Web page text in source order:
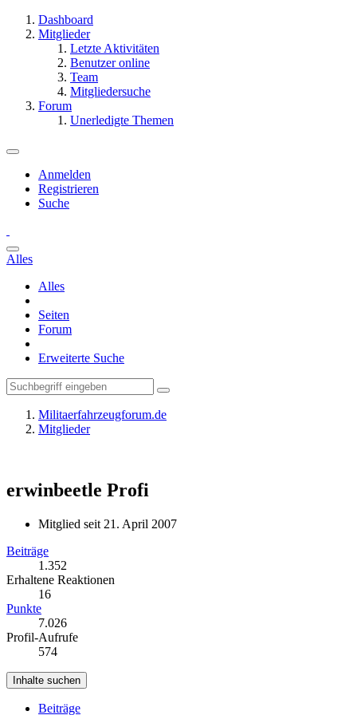
Dashboard
Mitglieder
Letzte Aktivitäten
Benutzer online
Team
Mitgliedersuche
Forum
Unerledigte Themen
Anmelden
Registrieren
Suche
Alles
Alles
Seiten
Forum
Erweiterte Suche
Militaerfahrzeugforum.de
Mitglieder
erwinbeetle Profi
Mitglied seit 21. April 2007
Beiträge
1.352
Erhaltene Reaktionen
16
Punkte
7.026
Profil-Aufrufe
574
Inhalte suchen
Beiträge